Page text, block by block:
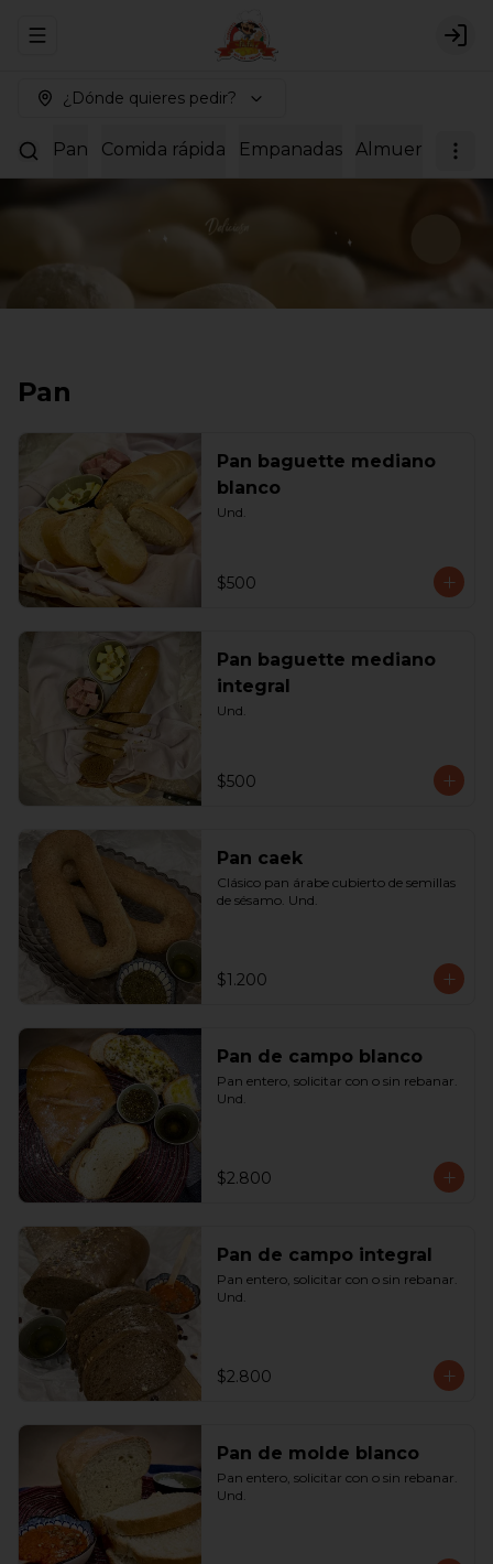
Abrir menu de navegación
¿Dónde quieres pedir?
Pan Comida rápida Empanadas Almuerzos
Pan
Pan baguette mediano
blanco
Und.
$500
Pan baguette mediano
integral
Und.
$500
Pan caek
Clásico pan árabe cubierto de semillas
de sésamo. Und.
$1.200
Pan de campo blanco
Pan entero, solicitar con o sin rebanar.
Und.
$2.800
Pan de campo integral
Pan entero, solicitar con o sin rebanar.
Und.
$2.800
Pan de molde blanco
Pan entero, solicitar con o sin rebanar.
Und.